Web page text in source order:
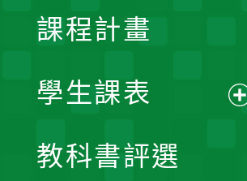
課程計畫
學生課表
教科書評選